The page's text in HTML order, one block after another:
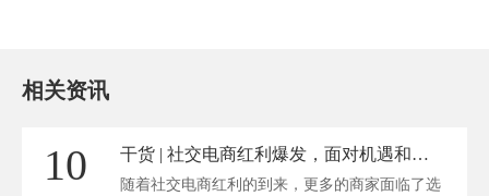
相关资讯
10 干货 | 社交电商红利爆发，面对机遇和挑战，商家如何把握风口？
随着社交电商红利的到来，更多的商家面临了选